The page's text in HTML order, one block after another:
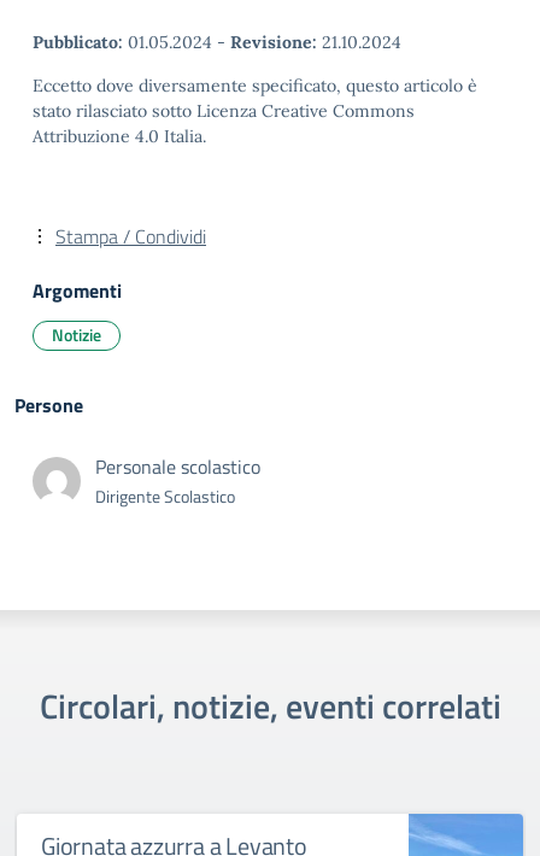
Pubblicato: 01.05.2024 - Revisione: 21.10.2024
Eccetto dove diversamente specificato, questo articolo è
stato rilasciato sotto Licenza Creative Commons
Attribuzione 4.0 Italia.
Stampa / Condividi
Argomenti
Notizie
Persone
Personale scolastico
Dirigente Scolastico
Circolari, notizie, eventi correlati
Giornata azzurra a Levanto